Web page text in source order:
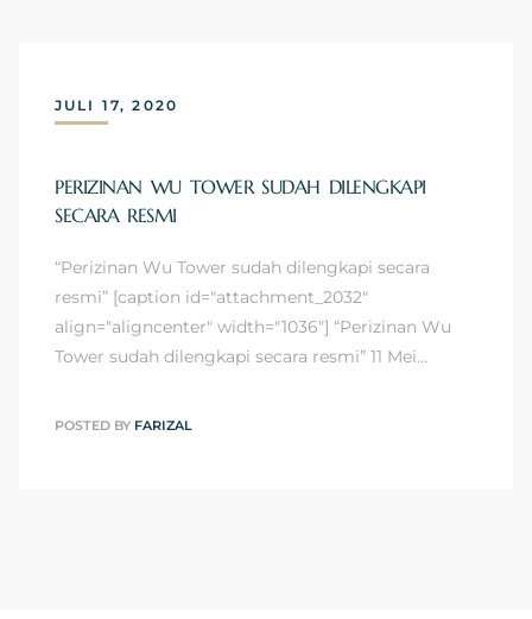
JULI 17, 2020
PERIZINAN WU TOWER SUDAH DILENGKAPI
SECARA RESMI
“Perizinan Wu Tower sudah dilengkapi secara
resmi” [caption id="attachment_2032"
align="aligncenter" width="1036"] “Perizinan Wu
Tower sudah dilengkapi secara resmi” 11 Mei…
POSTED BY FARIZAL